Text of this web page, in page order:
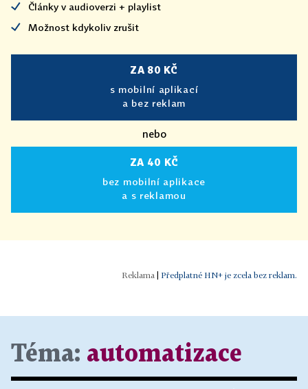
Články v audioverzi + playlist
Možnost kdykoliv zrušit
ZA 80 KČ
s mobilní aplikací
a bez reklam
nebo
ZA 40 KČ
bez mobilní aplikace
a s reklamou
Předplatné HN+ je zcela bez reklam.
Téma: automatizace